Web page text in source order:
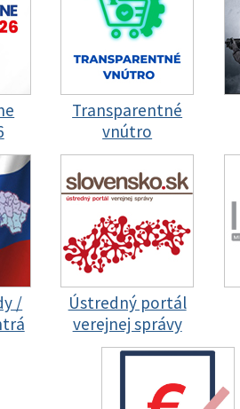
Transparentné
vnútro
/
Ústredný portál
verejnej správy